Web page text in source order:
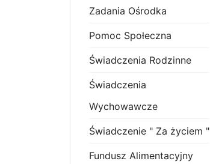
Zadania Ośrodka
Pomoc Społeczna
Świadczenia Rodzinne
Świadczenia
Wychowawcze
Świadczenie " Za życiem "
Fundusz Alimentacyjny